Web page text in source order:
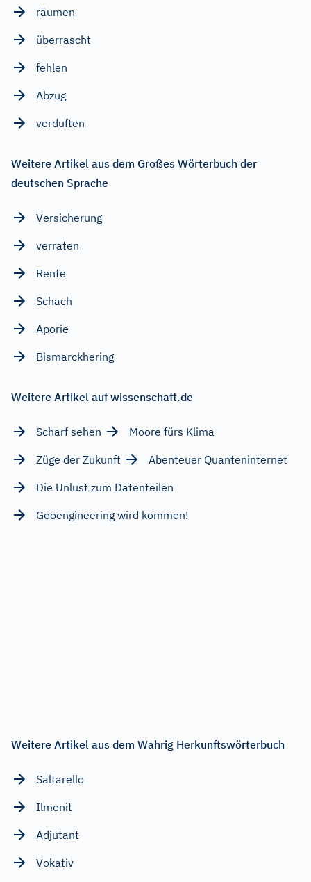
räumen
überrascht
fehlen
Abzug
verduften
Weitere Artikel aus dem Großes Wörterbuch der
deutschen Sprache
Versicherung
verraten
Rente
Schach
Aporie
Bismarckhering
Weitere Artikel auf wissenschaft.de
Scharf sehen
Moore fürs Klima
Züge der Zukunft
Abenteuer Quanteninternet
Die Unlust zum Datenteilen
Geoengineering wird kommen!
Weitere Artikel aus dem Wahrig Herkunftswörterbuch
Saltarello
Ilmenit
Adjutant
Vokativ